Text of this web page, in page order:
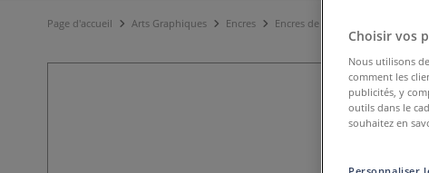
Page d'accueil Arts Graphiques Encres Encres de Chine
Choisir vos
Nous utilisons
comment les
publicités, y
outils dans le
souhaitez en